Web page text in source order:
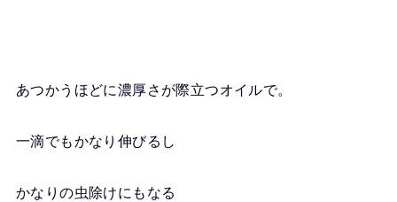
あつかうほどに濃厚さが際立つオイルで。
一滴でもかなり伸びるし
かなりの虫除けにもなる